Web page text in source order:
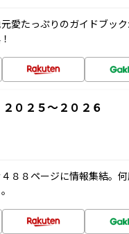
愛たっぷりのガイドブッ
２５～２０２６
８８ページに情報集結。